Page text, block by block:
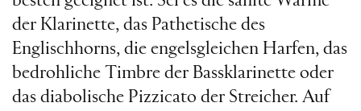
der Klarinette, das Pathetische des
Englischhorns, die engelsgleichen Harfen, das
bedrohliche Timbre der Bassklarinette oder
das diabolische Pizzicato der Streicher. Auf